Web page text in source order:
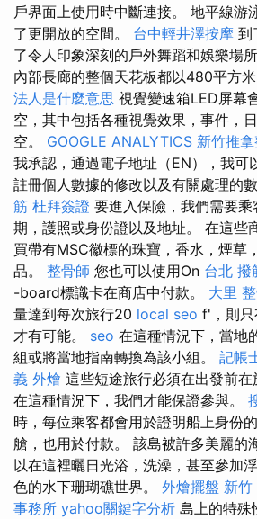
戶界面上使用時中斷連接。 地平線游
了更開放的空間。 台中輕井澤按摩 到
了令人印象深刻的戶外舞蹈和娛樂場所
內部長廊的整個天花板都以480平方米
法人是什麼意思 視覺變速箱LED屏幕
空，其中包括各種視覺效果，事件，
空。 GOOGLE ANALYTICS 新竹推
我承認，通過電子地址（EN），我可
註冊個人數據的修改以及有關處理的
筋 杜拜簽證 要進入保險，我們需要
期，護照或身份證以及地址。 在這些
買帶有MSC徽標的珠寶，香水，煙草
品。 整骨師 您也可以使用On 台北 撥
-board標識卡在商店中付款。 大里
量達到每次旅行20 local seo f'，則只
才有可能。 seo 在這種情況下，當地
組或將當地指南轉換為該小組。 記帳
義 外燴 這些短途旅行必須在出發前
在這種情況下，我們才能保證參與。
時，每位乘客都會用於證明船上身份
艙，也用於付款。 該島被許多美麗的
以在這裡曬日光浴，洗澡，甚至參加
色的水下珊瑚礁世界。 外燴擺盤 新竹
事務所 yahoo關鍵字分析 島上的特殊